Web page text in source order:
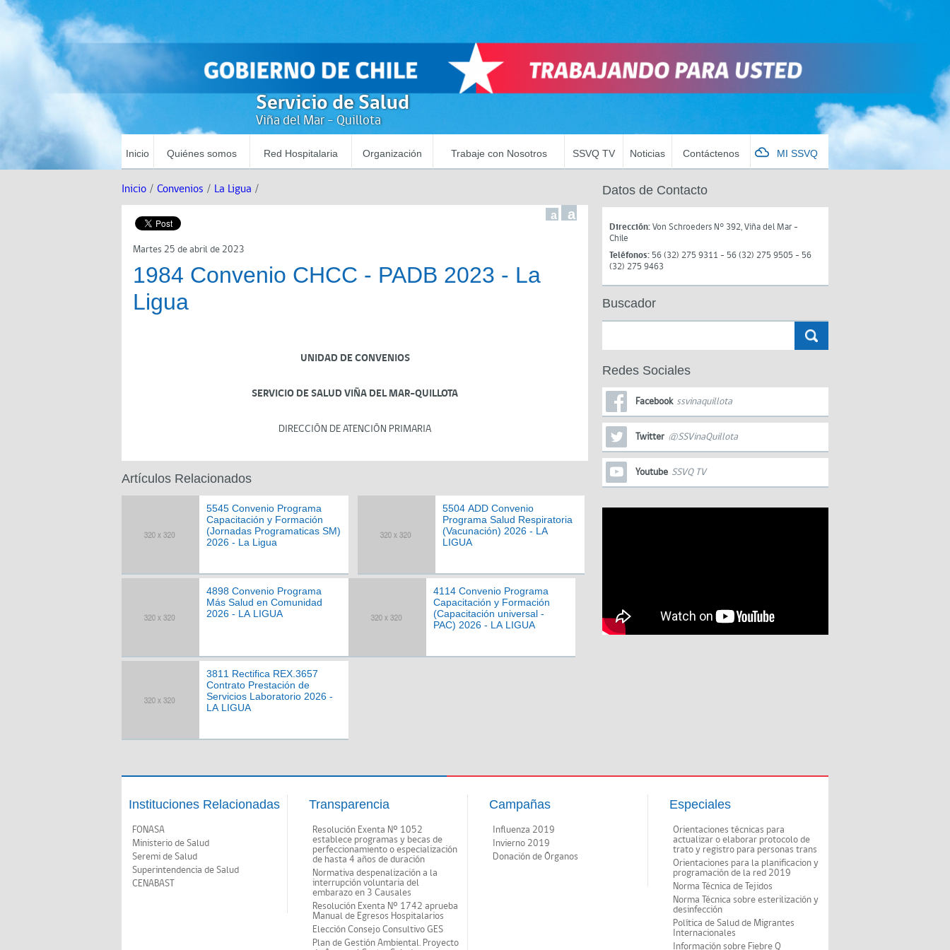
Servicio de Salud
Viña del Mar - Quillota
Inicio Quiénes somos Red Hospitalaria Organización Trabaje con Nosotros SSVQ TV Noticias Contáctenos MI SSVQ
Inicio / Convenios / La Ligua /
a a
Martes 25 de abril de 2023
1984 Convenio CHCC - PADB 2023 - La
Ligua
UNIDAD DE CONVENIOS
SERVICIO DE SALUD VIÑA DEL MAR-QUILLOTA
DIRECCIÓN DE ATENCIÓN PRIMARIA
Artículos Relacionados
5545 Convenio Programa
Capacitación y Formación
(Jornadas Programaticas SM)
2026 - La Ligua
5504 ADD Convenio
Programa Salud Respiratoria
(Vacunación) 2026 - LA
LIGUA
4898 Convenio Programa
Más Salud en Comunidad
2026 - LA LIGUA
4114 Convenio Programa
Capacitación y Formación
(Capacitación universal -
PAC) 2026 - LA LIGUA
3811 Rectifica REX.3657
Contrato Prestación de
Servicios Laboratorio 2026 -
LA LIGUA
Datos de Contacto
Dirección:Von Schroeders N° 392, Viña del Mar -
Chile
Teléfonos: 56 (32) 275 9311 - 56 (32) 275 9505 - 56
(32) 275 9463
Buscador
Redes Sociales
Facebook ssvinaquillota
Twitter @SSVinaQuillota
Youtube SSVQ TV
Instituciones Relacionadas
FONASA
Ministerio de Salud
Seremi de Salud
Superintendencia de Salud
CENABAST
Transparencia
Resolución Exenta Nº 1052
establece programas y becas de
perfeccionamiento o especialización
de hasta 4 años de duración
Normativa despenalización a la
interrupción voluntaria del
embarazo en 3 Causales
Resolución Exenta Nº 1742 aprueba
Manual de Egresos Hospitalarios
Elección Consejo Consultivo GES
Plan de Gestión Ambiental. Proyecto
Campañas
Influenza 2019
Invierno 2019
Donación de Órganos
Especiales
Orientaciones técnicas para
actualizar o elaborar protocolo de
trato y registro para personas trans
Orientaciones para la planificacion y
programación de la red 2019
Norma Técnica de Tejidos
Norma Técnica sobre esterilización y
desinfección
Política de Salud de Migrantes
Internacionales
Información sobre Fiebre Q